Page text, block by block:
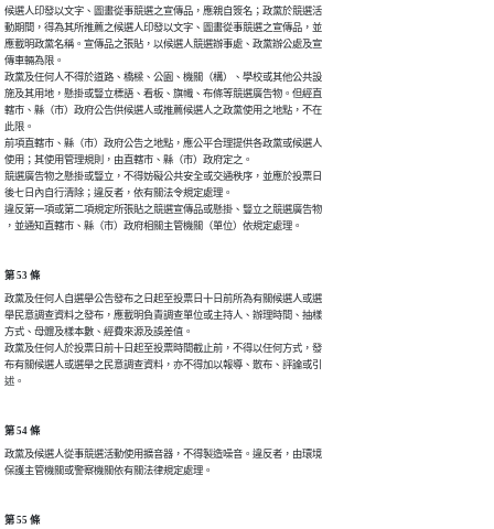
候選人印發以文字、圖畫從事競選之宣傳品，應親自簽名；政黨於競選活
動期間，得為其所推薦之候選人印發以文字、圖畫從事競選之宣傳品，並
應載明政黨名稱。宣傳品之張貼，以候選人競選辦事處、政黨辦公處及宣
傳車輛為限。
政黨及任何人不得於道路、橋樑、公園、機關（構）、學校或其他公共設
施及其用地，懸掛或豎立標語、看板、旗幟、布條等競選廣告物。但經直
轄市、縣（市）政府公告供候選人或推薦候選人之政黨使用之地點，不在
此限。
前項直轄市、縣（市）政府公告之地點，應公平合理提供各政黨或候選人
使用；其使用管理規則，由直轄市、縣（市）政府定之。
競選廣告物之懸掛或豎立，不得妨礙公共安全或交通秩序，並應於投票日
後七日內自行清除；違反者，依有關法令規定處理。
違反第一項或第二項規定所張貼之競選宣傳品或懸掛、豎立之競選廣告物
，並通知直轄市、縣（市）政府相關主管機關（單位）依規定處理。
第 53 條
政黨及任何人自選舉公告發布之日起至投票日十日前所為有關候選人或選
舉民意調查資料之發布，應載明負責調查單位或主持人、辦理時間、抽樣
方式、母體及樣本數、經費來源及誤差值。
政黨及任何人於投票日前十日起至投票時間截止前，不得以任何方式，發
布有關候選人或選舉之民意調查資料，亦不得加以報導、散布、評論或引
述。
第 54 條
政黨及候選人從事競選活動使用擴音器，不得製造噪音。違反者，由環境
保護主管機關或警察機關依有關法律規定處理。
第 55 條